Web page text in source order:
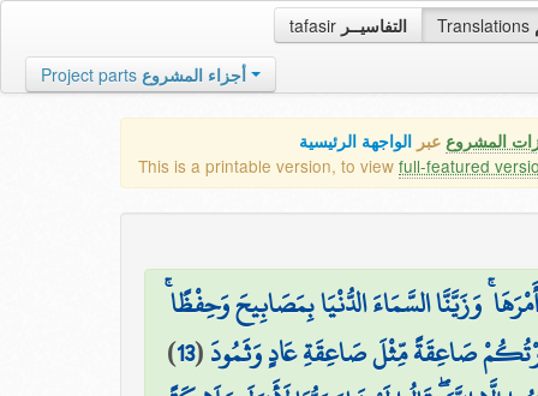
tafasir التفاسيــر Translations
Project parts أجزاء المشروع
المشروع عبر الواجهة الرئيسية
This is a printable version, to view full-featured
وَزَيَّنَّا السَّمَاءَ الدُّنْيَا بِمَصَابِيحَ وَحِفْظًا
صَاعِقَةً مِّثْلَ صَاعِقَةِ عَادٍ وَثَمُودَ(
13
)